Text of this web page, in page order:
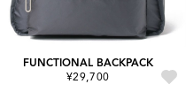
FUNCTIONAL BACKPACK
¥29,700